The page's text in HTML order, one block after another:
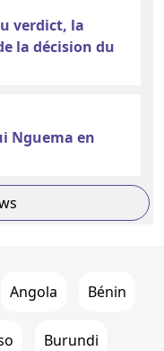
verdict, la
la décision du
Nguema en
Angola Bénin
Burundi